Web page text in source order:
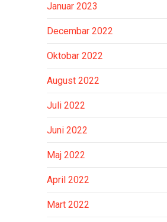
Januar 2023
Decembar 2022
Oktobar 2022
August 2022
Juli 2022
Juni 2022
Maj 2022
April 2022
Mart 2022